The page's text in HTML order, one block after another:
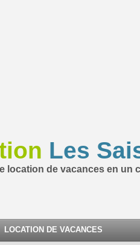
Les
location de vacances en un
LOCATION DE VACANCES